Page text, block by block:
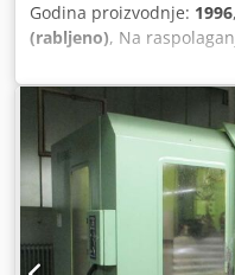
Godina proizvodnje: 1996
(rabljeno), Na
konvencionalni frezerski
1) Fritz Heckert FU 315/
Heckert FU 315 2/PS,
Heckert FU 315 2/PS,
Heckert FU 315 2/PS,
Heckert FU 315/E,
FW 400/E, težina:
težina: približno 3100
mjesta. Csdpfx Asyyy